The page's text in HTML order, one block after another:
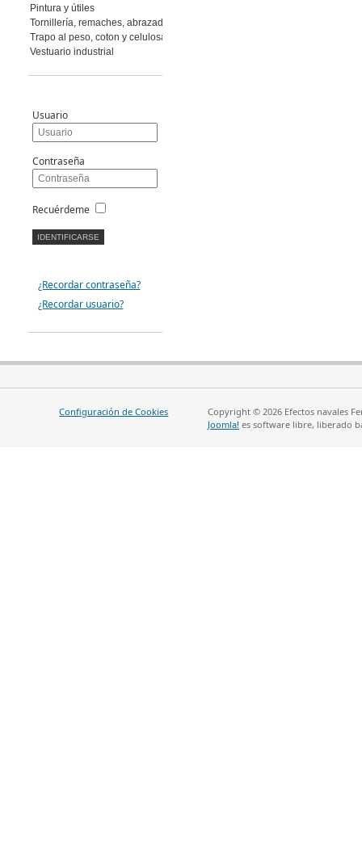
Pintura y útiles
Tornillería, remaches, abrazaderas
Trapo al peso, coton y celulosa
Vestuario industrial
Usuario
Contraseña
Recuérdeme
¿Recordar contraseña?
¿Recordar usuario?
Configuración de Cookies
Copyright © 2026 Efectos navales
Joomla! es software libre, liberado